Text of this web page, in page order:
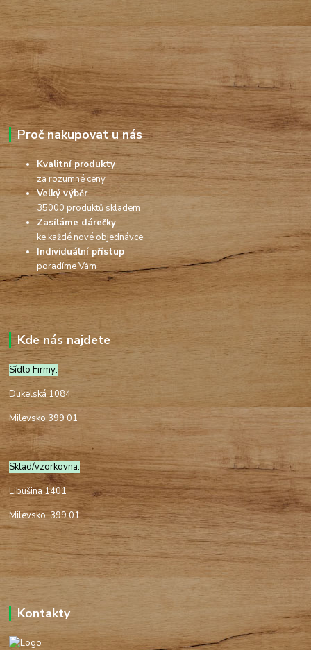
Proč nakupovat u nás
Kvalitní produkty
za rozumné ceny
Velký výběr
35000 produktů skladem
Zasíláme dárečky
ke každé nové objednávce
Individuální přístup
poradíme Vám
Kde nás najdete
Sídlo Firmy:
Dukelská 1084,
Milevsko 399 01
Sklad/vzorkovna:
Libušina 1401
Milevsko, 399 01
Kontakty